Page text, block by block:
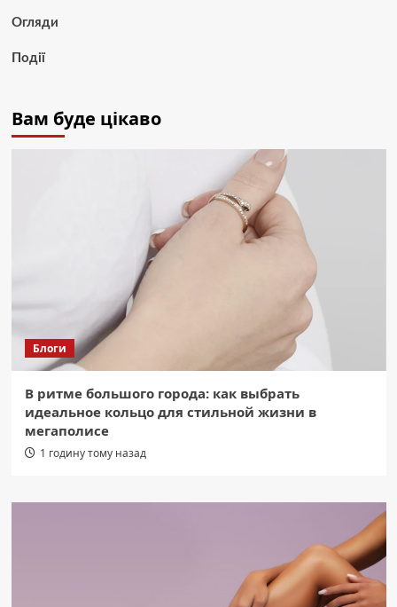
Огляди
Події
Вам буде цікаво
Блоги
В ритме большого города: как выбрать
идеальное кольцо для стильной жизни в
мегаполисе
1 годину тому назад